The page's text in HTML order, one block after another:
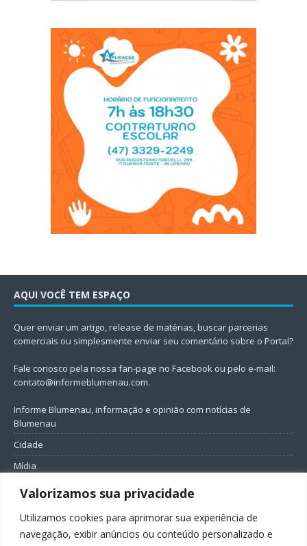
Valorizamos sua privacidade
Utilizamos cookies para aprimorar sua experiência de
navegação, exibir anúncios ou conteúdo personalizado e
AQUI VOCÊ TEM ESPAÇO
Quer enviar um artigo, release de matérias, buscar parcerias
comerciais ou simplesmente enviar seu comentário sobre o Portal?
Fale conosco pela nossa fan-page no Facebook ou pelo e-mail:
contato@informeblumenau.com.
Informe Blumenau, informação e opinião com notícias de
Blumenau
Cidade
Mídia
Entretenimento
Política